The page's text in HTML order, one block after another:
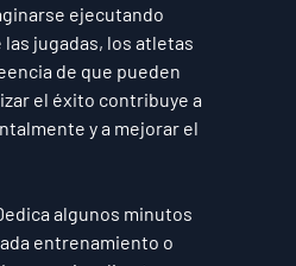
ejecutando
jugadas, los atletas
de que pueden
el éxito contribuye a
y a mejorar el
algunos minutos
entrenamiento o